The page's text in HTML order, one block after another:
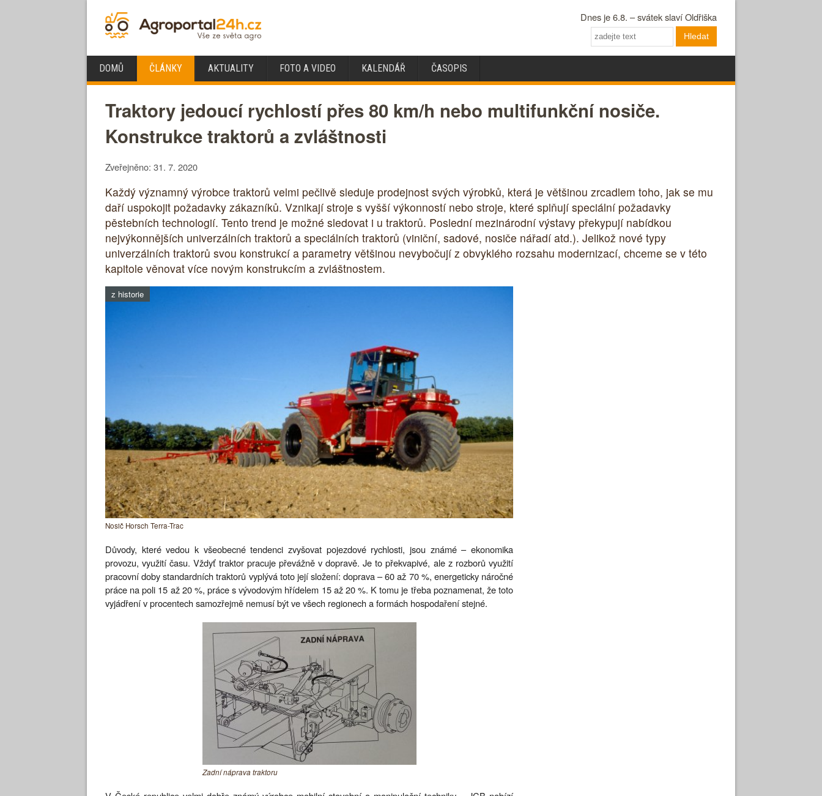
Dnes je 6.8. – svátek slaví Oldřiška
Hledat
DOMŮ ČLÁNKY AKTUALITY FOTO A VIDEO KALENDÁŘ ČASOPIS
Traktory jedoucí rychlostí přes 80 km/h nebo multifunkční nosiče.
Konstrukce traktorů a zvláštnosti
Zveřejněno: 31. 7. 2020
Každý významný výrobce traktorů velmi pečlivě sleduje prodejnost svých výrobků, která je většinou zrcadlem toho, jak se mu
daří uspokojit požadavky zákazníků. Vznikají stroje s vyšší výkonností nebo stroje, které splňují speciální požadavky
pěstebních technologií. Tento trend je možné sledovat i u traktorů. Poslední mezinárodní výstavy překypují nabídkou
nejvýkonnějších univerzálních traktorů a speciálních traktorů (viniční, sadové, nosiče nářadí atd.). Jelikož nové typy
univerzálních traktorů svou konstrukcí a parametry většinou nevybočují z obvyklého rozsahu modernizací, chceme se v této
kapitole věnovat více novým konstrukcím a zvláštnostem.
z historie
Nosič Horsch Terra-Trac
Důvody, které vedou k všeobecné tendenci zvyšovat pojezdové rychlosti, jsou známé – ekonomika
provozu, využití času. Vždyť traktor pracuje převážně v dopravě. Je to překvapivé, ale z rozborů využití
pracovní doby standardních traktorů vyplývá toto její složení: doprava – 60 až 70 %, energeticky náročné
práce na poli 15 až 20 %, práce s vývodovým hřídelem 15 až 20 %. K tomu je třeba poznamenat, že toto
vyjádření v procentech samozřejmě nemusí být ve všech regionech a formách hospodaření stejné.
Zadní náprava traktoru